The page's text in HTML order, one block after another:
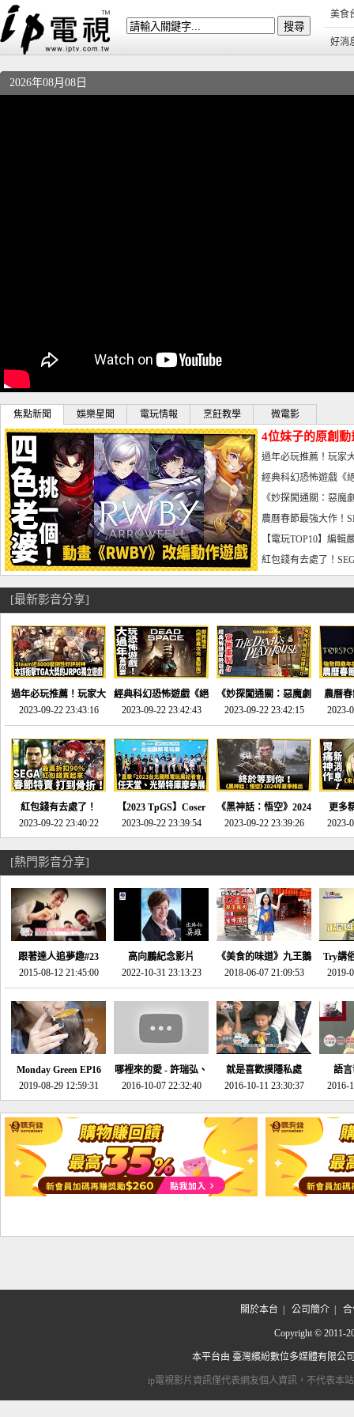
美食
好消
2026年08月08日
焦點新聞 娛樂星聞 電玩情報 烹飪教學 微電影
4位妹子的原創
曝光_電玩宅速配
過年必玩推薦！玩家
宅速配20230126
經典科幻恐怖遊戲《
懼體驗-電玩宅速配
《妙探闖通關：惡
到!!-電玩宅速配
農曆春節最強大作！
電玩宅速配20230123
【電玩TOP10】編
了，封面圖直接雷你
紅包錢有去處了！
宅速配20230119
[最新影音分享]
過年必玩推薦！玩家大
推的JRPG神作《神之
天平》介紹！-電玩宅
速配20230126
2023-09-22 23:43:16
經典科幻恐怖遊戲《絕
命異次元 重製版》重
回「石村號」的恐懼體
驗-電玩宅速配
20230125
2023-09-22 23:42:43
《妙探闖通關：惡魔劇
場》將推出「重製
版」!!!今年就能玩到!!-
電玩宅速配20230124
2023-09-22 23:42:15
農曆
SE社
動作角
電玩宅
2023-
紅包錢有去處了！
SEGA春節特賣 超過85
款遊戲打到骨折-電玩
宅速配20230119
2023-09-22 23:40:22
【2023 TpGS】Coser
和Show Girl搶先看！
直擊展前記者會-電玩
2023-09-22 23:39:54
《黑神話：悟空》2024
年夏季推出！確定不會
延期齁？-電玩宅速配
2023-09-22 23:39:26
更多
《來
金鄉
2023-
[熱門影音分享]
跟著達人追夢趣#23
promo-我想開間咖啡
館(謝佳凌)
2015-08-12 21:45:00
高向鵬紀念影片
2022-10-31 23:13:23
《美食的味道》九王鵝
肉
2018-06-07 21:09:53
Try講
2019-
Monday Green EP16
超意外~環保原來可以
邊玩邊做！
2019-08-29 12:59:31
哪裡來的愛 - 許瑞弘、
李其芬
2016-10-07 22:32:40
就是喜歡摸隱私處
2016-10-11 23:30:37
語
2016-
關於本台 公司簡介| 合
Copyright © 2011-
本平台由 臺灣繽紛數位多媒體有限公
ip電視影片資訊僅代表網友個人資訊，不代表本